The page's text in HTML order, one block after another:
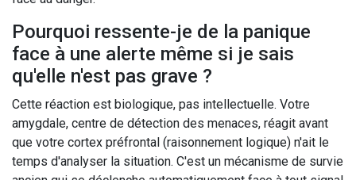
Pourquoi ressente-je de la panique
face à une alerte même si je sais
qu'elle n'est pas grave ?
Cette réaction est biologique, pas intellectuelle. Votre
amygdale, centre de détection des menaces, réagit avant
que votre cortex préfrontal (raisonnement logique) n'ait le
temps d'analyser la situation. C'est un mécanisme de survie